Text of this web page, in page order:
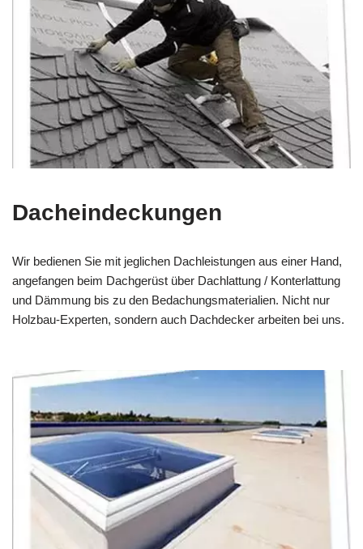
Dacheindeckungen
Wir bedienen Sie mit jeglichen Dachleistungen aus einer Hand,
angefangen beim Dachgerüst über Dachlattung / Konterlattung
und Dämmung bis zu den Bedachungsmaterialien. Nicht nur
Holzbau-Experten, sondern auch Dachdecker arbeiten bei uns.